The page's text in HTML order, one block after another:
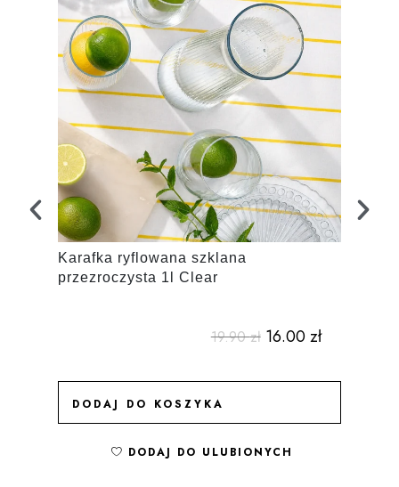
Karafka ryflowana szklana
przezroczysta 1l Clear
19.90zł 16.00zł
DODAJ DO KOSZYKA
DODAJ DO ULUBIONYCH